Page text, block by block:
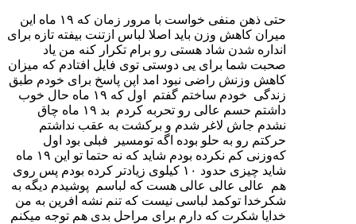
حتی ذهن منفی خواست با مرور زمان که ۱۹ ماه این
میران کاهش وزن باید اصلا لباس ازتنت بیفته تازه برای
انداره شدن شاد هستی رو برام تکرار کنه من یاد
صحبت شما برای یی دوستی توی فایل افتادم که میزان
کاهش وزنش راضی نبود امد اپن پاسخ برای خودم‌ طبق
زندگی خودم‌ ساختم گفتم اول که ۱۹ ماه حال خوب
داشتم حسم عالی رو تحربه کردم بد ۱۹ ماه چاق
نشدم جاش لاغر شدم و برکشت به عقب نداشتم
حرکتم رو به حلو بوده اگه تومسیر فبلی بود اول
که‌وزنی کم‌ نکرده بودم شاید که نه حتما تو این ۱۹ ماه
شاید چیزی حدود ۱۰ کیلوی زیادتر کرده بودم پس روی
هم عالی عالی عالی هست که لباسم پوشیدم دیگه به
شکرخدا تو‌کمد لباسی نیست که تنم نشه افرین به من
خدایا شکرت که دارم برای مراحل بدی هم توجه میکنم